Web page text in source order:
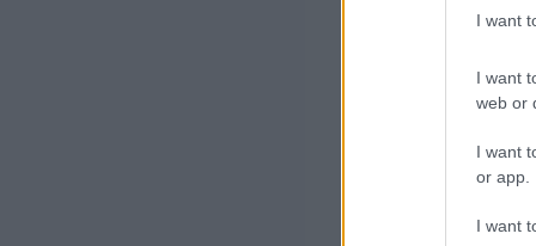
I want
I want
web or
I want
or app.
I want
évnél